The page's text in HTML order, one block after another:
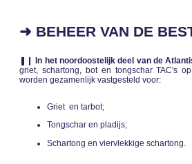
➜ BEHEER VAN DE
In het noordoostelijk deel van de
griet, schartong, bot en tongschar TAC's
worden gezamenlijk vastgesteld voor:
Griet en tarbot;
Tongschar en pladijs;
Schartong en viervlekkige schartong.